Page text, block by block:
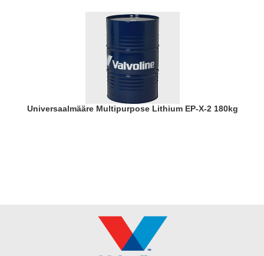
Universaalmääre Multipurpose Lithium EP-X-2 180kg